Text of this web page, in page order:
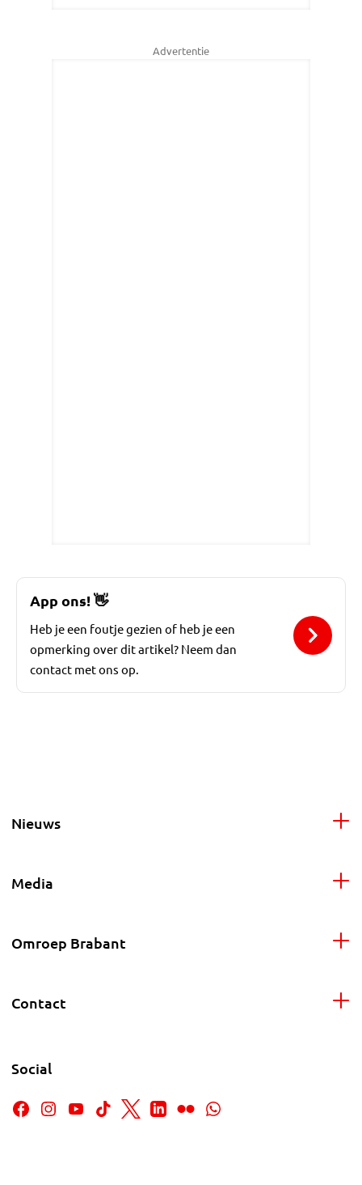
Advertentie
App ons!👋
Heb je een foutje gezien of heb je een
opmerking over dit artikel? Neem dan
contact met ons op.
Nieuws
Media
Omroep Brabant
Contact
Social